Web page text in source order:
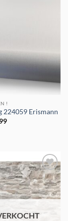
!
224059 Erismann
Huidige
Toevoegen
aan
verlanglijst